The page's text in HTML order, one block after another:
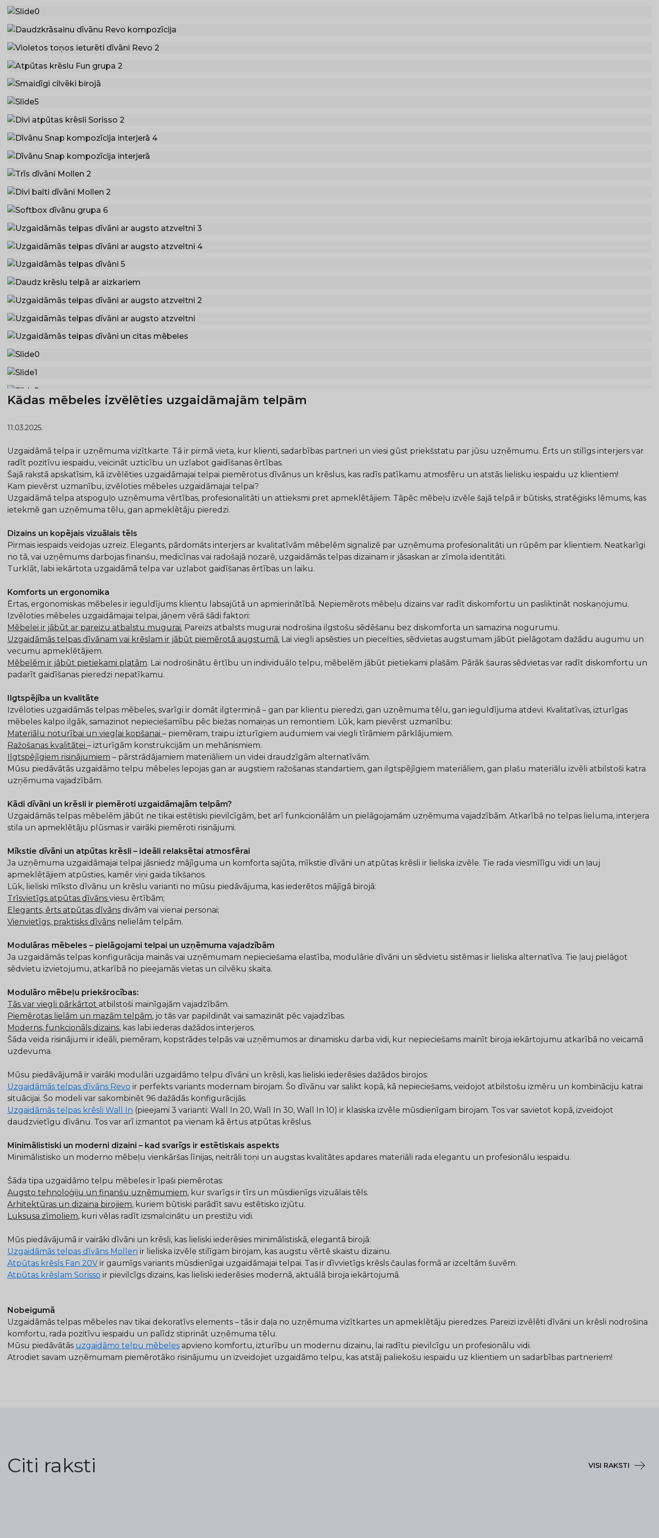
Kādas mēbeles izvēlēties uzgaidāmajām telpām
11.03.2025.
Uzgaidāmā telpa ir uzņēmuma vizītkarte. Tā ir pirmā vieta, kur klienti, sadarbības partneri un viesi gūst priekšstatu par jūsu uzņēmumu. Ērts un stilīgs interjers var
radīt pozitīvu iespaidu, veicināt uzticību un uzlabot gaidīšanas ērtības.
Šajā rakstā apskatīsim, kā izvēlēties uzgaidāmajai telpai piemērotus dīvānus un krēslus, kas radīs patīkamu atmosfēru un atstās lielisku iespaidu uz klientiem!
Kam pievērst uzmanību, izvēloties mēbeles uzgaidāmajai telpai?
Uzgaidāmā telpa atspoguļo uzņēmuma vērtības, profesionalitāti un attieksmi pret apmeklētājiem. Tāpēc mēbeļu izvēle šajā telpā ir būtisks, stratēģisks lēmums, kas
ietekmē gan uzņēmuma tēlu, gan apmeklētāju pieredzi.
Dizains un kopējais vizuālais tēls
Pirmais iespaids veidojas uzreiz. Elegants, pārdomāts interjers ar kvalitatīvām mēbelēm signalizē par uzņēmuma profesionalitāti un rūpēm par klientiem. Neatkarīgi
no tā, vai uzņēmums darbojas finanšu, medicīnas vai radošajā nozarē, uzgaidāmās telpas dizainam ir jāsaskan ar zīmola identitāti.
Turklāt, labi iekārtota uzgaidāmā telpa var uzlabot gaidīšanas ērtības un laiku.
Komforts un ergonomika
Ērtas, ergonomiskas mēbeles ir ieguldījums klientu labsajūtā un apmierinātībā. Nepiemērots mēbeļu dizains var radīt diskomfortu un pasliktināt noskaņojumu.
Izvēloties mēbeles uzgaidāmajai telpai, jāņem vērā šādi faktori:
Mēbelei ir jābūt ar pareizu atbalstu mugurai. Pareizs atbalsts mugurai nodrošina ilgstošu sēdēšanu bez diskomforta un samazina nogurumu.
Uzgaidāmās telpas dīvānam vai krēslam ir jābūt piemērotā augstumā. Lai viegli apsēsties un piecelties, sēdvietas augstumam jābūt pielāgotam dažādu augumu un
vecumu apmeklētājiem.
Mēbelēm ir jābūt pietiekami platām. Lai nodrošinātu ērtību un individuālo telpu, mēbelēm jābūt pietiekami plašām. Pārāk šauras sēdvietas var radīt diskomfortu un
padarīt gaidīšanas pieredzi nepatīkamu.
Ilgtspējība un kvalitāte
Izvēloties uzgaidāmās telpas mēbeles, svarīgi ir domāt ilgtermiņā – gan par klientu pieredzi, gan uzņēmuma tēlu, gan ieguldījuma atdevi. Kvalitatīvas, izturīgas
mēbeles kalpo ilgāk, samazinot nepieciešamību pēc biežas nomaiņas un remontiem. Lūk, kam pievērst uzmanību:
Materiālu noturībai un vieglai kopšanai – piemēram, traipu izturīgiem audumiem vai viegli tīrāmiem pārklājumiem.
Ražošanas kvalitātei – izturīgām konstrukcijām un mehānismiem.
Ilgtspējīgiem risinājumiem – pārstrādājamiem materiāliem un videi draudzīgām alternatīvām.
Mūsu piedāvātās uzgaidāmo telpu mēbeles lepojas gan ar augstiem ražošanas standartiem, gan ilgtspējīgiem materiāliem, gan plašu materiālu izvēli atbilstoši katra
uzņēmuma vajadzībām.
Kādi dīvāni un krēsli ir piemēroti uzgaidāmajām telpām?
Uzgaidāmās telpas mēbelēm jābūt ne tikai estētiski pievilcīgām, bet arī funkcionālām un pielāgojamām uzņēmuma vajadzībām. Atkarībā no telpas lieluma, interjera
stila un apmeklētāju plūsmas ir vairāki piemēroti risinājumi.
Mīkstie dīvāni un atpūtas krēsli – ideāli relaksētai atmosfērai
Ja uzņēmuma uzgaidāmajai telpai jāsniedz mājīguma un komforta sajūta, mīkstie dīvāni un atpūtas krēsli ir lieliska izvēle. Tie rada viesmīlīgu vidi un ļauj
apmeklētājiem atpūsties, kamēr viņi gaida tikšanos.
Lūk, lieliski mīksto dīvānu un krēslu varianti no mūsu piedāvājuma, kas iederētos mājīgā birojā:
Trīsvietīgs atpūtas dīvāns viesu ērtībām;
Elegants, ērts atpūtas dīvāns divām vai vienai personai;
Vienvietīgs, praktisks dīvāns nelielām telpām.
Modulāras mēbeles – pielāgojami telpai un uzņēmuma vajadzībām
Ja uzgaidāmās telpas konfigurācija mainās vai uzņēmumam nepieciešama elastība, modulārie dīvāni un sēdvietu sistēmas ir lieliska alternatīva. Tie ļauj pielāgot
sēdvietu izvietojumu, atkarībā no pieejamās vietas un cilvēku skaita.
Modulāro mēbeļu priekšrocības:
Tās var viegli pārkārtot atbilstoši mainīgajām vajadzībām.
Piemērotas lielām un mazām telpām, jo tās var papildināt vai samazināt pēc vajadzības.
Moderns, funkcionāls dizains, kas labi iederas dažādos interjeros.
Šāda veida risinājumi ir ideāli, piemēram, kopstrādes telpās vai uzņēmumos ar dinamisku darba vidi, kur nepieciešams mainīt biroja iekārtojumu atkarībā no veicamā
uzdevuma.
Mūsu piedāvājumā ir vairāki modulāri uzgaidāmo telpu dīvāni un krēsli, kas lieliski iederēsies dažādos birojos:
Uzgaidāmās telpas dīvāns Revo ir perfekts variants modernam birojam. Šo dīvānu var salikt kopā, kā nepieciešams, veidojot atbilstošu izmēru un kombināciju katrai
situācijai. Šo modeli var sakombinēt 96 dažādās konfigurācijās.
Uzgaidāmās telpas krēsli Wall In (pieejami 3 varianti: Wall In 20, Wall In 30, Wall In 10) ir klasiska izvēle mūsdienīgam birojam. Tos var savietot kopā, izveidojot
daudzvietīgu dīvānu. Tos var arī izmantot pa vienam kā ērtus atpūtas krēslus.
Minimālistiski un moderni dizaini – kad svarīgs ir estētiskais aspekts
Minimālistisko un moderno mēbeļu vienkāršas līnijas, neitrāli toņi un augstas kvalitātes apdares materiāli rada elegantu un profesionālu iespaidu.
Šāda tipa uzgaidāmo telpu mēbeles ir īpaši piemērotas:
Augsto tehnoloģiju un finanšu uzņēmumiem, kur svarīgs ir tīrs un mūsdienīgs vizuālais tēls.
Arhitektūras un dizaina birojiem, kuriem būtiski parādīt savu estētisko izjūtu.
Luksusa zīmoliem, kuri vēlas radīt izsmalcinātu un prestižu vidi.
Mūs piedāvājumā ir vairāki dīvāni un krēsli, kas lieliski iederēsies minimālistiskā, elegantā birojā:
Uzgaidāmās telpas dīvāns Mollen ir lieliska izvēle stilīgam birojam, kas augstu vērtē skaistu dizainu.
Atpūtas krēsls Fan 20V ir gaumīgs variants mūsdienīgai uzgaidāmajai telpai. Tas ir dīvvietīgs krēsls čaulas formā ar izceltām šuvēm.
Atpūtas krēslam Sorisso ir pievilcīgs dizains, kas lieliski iederēsies modernā, aktuālā biroja iekārtojumā.
Nobeigumā
Uzgaidāmās telpas mēbeles nav tikai dekoratīvs elements – tās ir daļa no uzņēmuma vizītkartes un apmeklētāju pieredzes. Pareizi izvēlēti dīvāni un krēsli nodrošina
komfortu, rada pozitīvu iespaidu un palīdz stiprināt uzņēmuma tēlu.
Mūsu piedāvātās uzgaidāmo telpu mēbeles apvieno komfortu, izturību un modernu dizainu, lai radītu pievilcīgu un profesionālu vidi.
Atrodiet savam uzņēmumam piemērotāko risinājumu un izveidojiet uzgaidāmo telpu, kas atstāj paliekošu iespaidu uz klientiem un sadarbības partneriem!
Citi raksti VISI RAKSTI